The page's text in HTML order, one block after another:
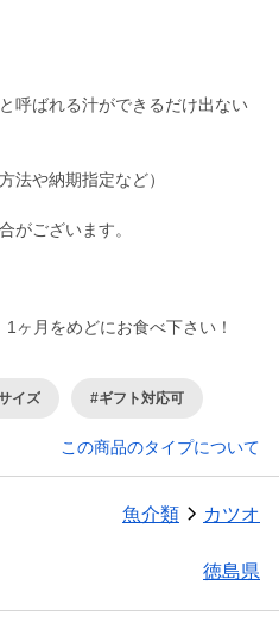
呼ばれる汁ができるだけ出ない
法や納期指定など）
がございます。
ヶ月をめどにお食べ下さい！
イズ #ギフト対応可
この商品のタイプについて
魚介類 カツオ
徳島県